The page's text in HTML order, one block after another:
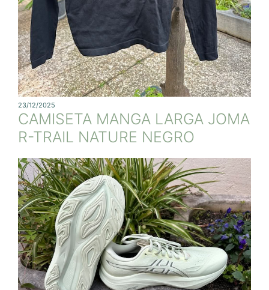
23/12/2025
CAMISETA MANGA LARGA JOMA
R-TRAIL NATURE NEGRO